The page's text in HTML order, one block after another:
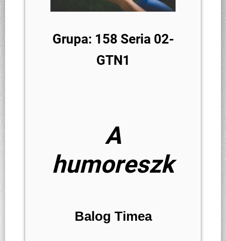
Grupa: 158 Seria 02-
GTN1
A
humoreszk
Balog Timea